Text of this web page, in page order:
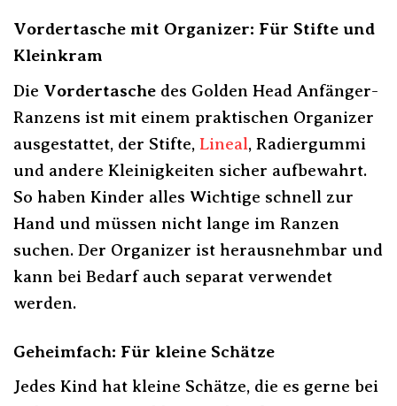
Vordertasche mit Organizer: Für Stifte und
Kleinkram
Die Vordertasche des Golden Head Anfänger-
Ranzens ist mit einem praktischen Organizer
ausgestattet, der Stifte, Lineal, Radiergummi
und andere Kleinigkeiten sicher aufbewahrt.
So haben Kinder alles Wichtige schnell zur
Hand und müssen nicht lange im Ranzen
suchen. Der Organizer ist herausnehmbar und
kann bei Bedarf auch separat verwendet
werden.
Geheimfach: Für kleine Schätze
Jedes Kind hat kleine Schätze, die es gerne bei